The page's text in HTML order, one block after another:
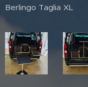
Berlingo Taglia XL